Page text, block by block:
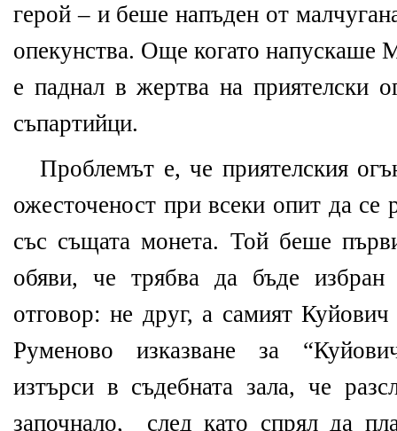
герой – и беше напъден от
опекунства. Още когато напускаше
е паднал в жертва на приятелски
съпартийци.
Проблемът е, че приятелския
ожесточеност при всеки опит да се
със същата монета. Той беше
обяви, че трябва да бъде
отговор: не друг, а самият
Руменово изказване за
изтърси в съдебната зала, че
започнало,
след като спрял да